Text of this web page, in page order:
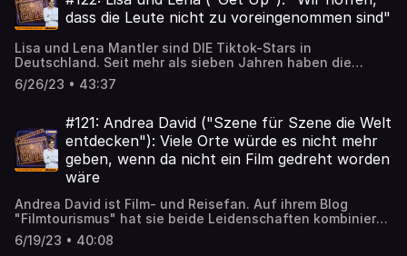
spielt er mit, zum Beispiel in "Ballon" (2018). Mit Lennart
Schaefer spricht er darüber, wie es war, mit Harrison Ford
welcher Film sein Durchbruch war und worum es in "Last
Contact" geht, der am 27. Juli im Kino startet.
dass die Leute nicht zu voreingenommen sind"
Lisa und Lena Mantler sind DIE Tiktok-Stars in
Deutschland. Seit mehr als sieben Jahren haben die
Zwillinge mit Kurzvideos auf Social-Media-Plattformen
Erfolg und gehören zu den bekanntesten Influencerinnen
ihr Kinodebüt. Mit Carolin Streckmann sprechen die
beiden in den "Cinema Shortcuts" über ihre Jugend im
Licht der Öffentlichkeit, warum es ihnen wichtig war,
keinen Social-Media-Film zu machen und welche
Jobperspektiven sie mehr reizen als das Influencerinnen-
6/26/23 • 43:37
#121: Andrea David ("Szene für Szene die Welt
entdecken"): Viele Orte würde es nicht mehr
geben, wenn da nicht ein Film gedreht worden
wäre
Andrea David ist Film- und Reisefan. Auf ihrem Blog
"Filmtourismus" hat sie beide Leidenschaften kombiniert:
Sie reist zu Drehorten bekannter Filme und Serien und
fotografiert sie so, wie sie auch im Film zu sehen waren.
6/19/23 • 40:08